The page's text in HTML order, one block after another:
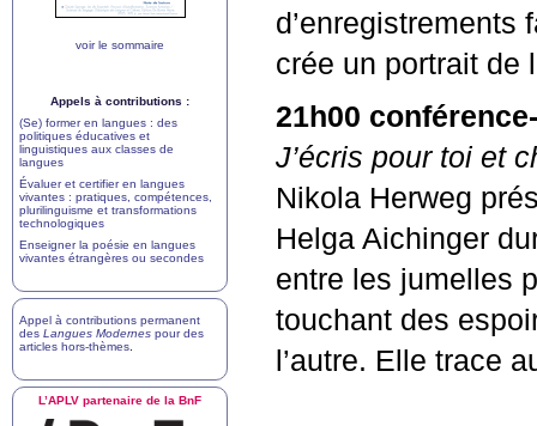
d’enregistrements
crée un portrait de
21h00
J’écris pour toi et
Nikola Herweg
Helga Aichinger
entre les jumelles
touchant des
l’autre. Elle trace
voir le sommaire
Appels à contributions :
(Se) former en langues : des
politiques éducatives et
linguistiques aux classes de
langues
Évaluer et certifier en langues
vivantes : pratiques, compétences,
plurilinguisme et transformations
technologiques
Enseigner la poésie en langues
vivantes étrangères ou secondes
Appel à contributions permanent
des Langues Modernes pour des
articles hors-thèmes
L’APLV partenaire de la BnF